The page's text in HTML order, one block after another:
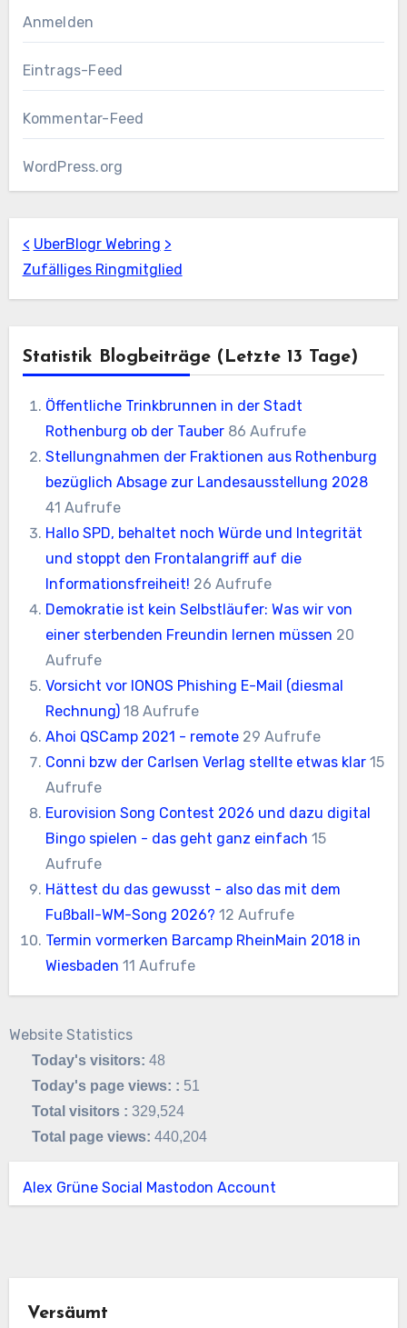
Anmelden
Eintrags-Feed
Kommentar-Feed
WordPress.org
< UberBlogr Webring >
Zufälliges Ringmitglied
Statistik Blogbeiträge (letzte 13 Tage)
Öffentliche Trinkbrunnen in der Stadt
Rothenburg ob der Tauber 86 Aufrufe
Stellungnahmen der Fraktionen aus Rothenburg
bezüglich Absage zur Landesausstellung 2028
41 Aufrufe
Hallo SPD, behaltet noch Würde und Integrität
und stoppt den Frontalangriff auf die
Informationsfreiheit! 26 Aufrufe
Demokratie ist kein Selbstläufer: Was wir von
einer sterbenden Freundin lernen müssen 20
Aufrufe
Vorsicht vor IONOS Phishing E-Mail (diesmal
Rechnung) 18 Aufrufe
Ahoi QSCamp 2021 - remote 29 Aufrufe
Conni bzw der Carlsen Verlag stellte etwas klar 15
Aufrufe
Eurovision Song Contest 2026 und dazu digital
Bingo spielen - das geht ganz einfach 15
Aufrufe
Hättest du das gewusst - also das mit dem
Fußball-WM-Song 2026? 12 Aufrufe
Termin vormerken Barcamp RheinMain 2018 in
Wiesbaden 11 Aufrufe
Website Statistics
Today's visitors:48
Today's page views: : 51
Total visitors :329,524
Total page views:440,204
Alex Grüne Social Mastodon Account
Versäumt